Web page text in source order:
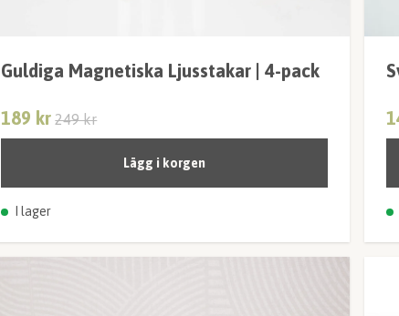
Guldiga Magnetiska Ljusstakar | 4-pack
189 kr 249 kr
Lägg i korgen
I lager